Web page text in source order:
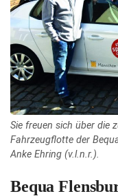
Sie freuen sich über die
Fahrzeugflotte der
Anke Ehring (v.l.n.r.).
Bequa